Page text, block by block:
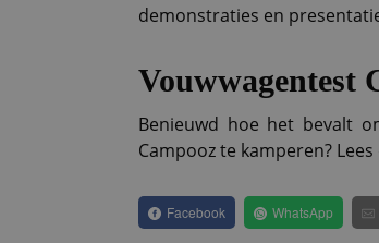
demonstraties en
Vouwwagentest
Benieuwd hoe het bevalt
Campooz te kamperen? Lees
Facebook WhatsApp